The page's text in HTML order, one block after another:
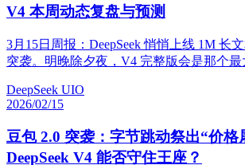
V4 本周动态复盘与预测
3月15日周报：DeepSeek 悄悄上线 1M 长
突袭。明晚除夕夜，V4 完整版会是那个最
DeepSeek UIO
2026/02/15
豆包 2.0 突袭：字节跳动祭出“价格
DeepSeek V4 能否守住王座？